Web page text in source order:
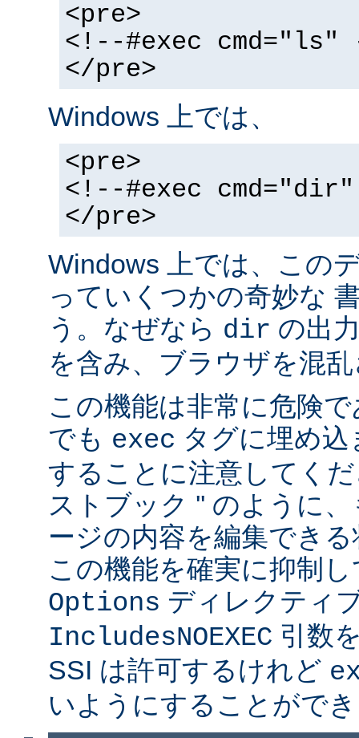
<pre>
<!--#exec cmd="ls"
</pre>
Windows 上では、
<pre>
<!--#exec
</pre>
Windows 上では、この
っていくつかの奇妙な
う。なぜなら dir の出
を含み、ブラウザを混
この機能は非常に危険
でも exec タグに埋め
することに注意してく
ストブック '' のように
ージの内容を編集でき
この機能を確実に抑制
Options ディレクティ
IncludesNOEXEC 引数
SSI は許可するけれど
いようにすることがで